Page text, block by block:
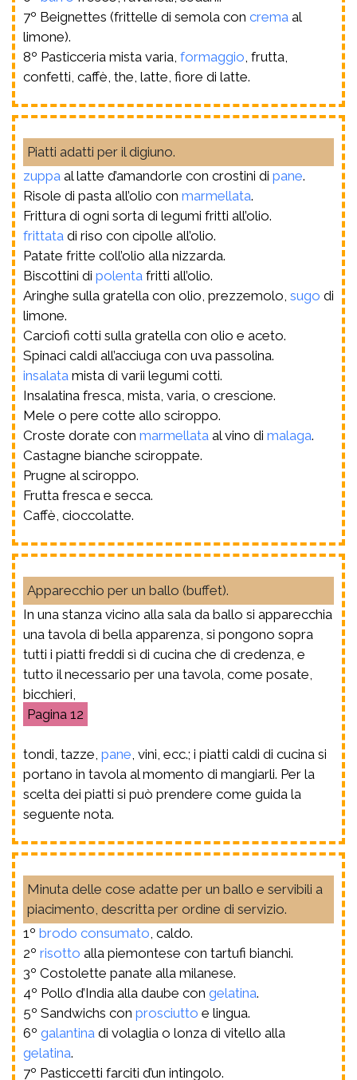
7º Beignettes (frittelle di semola con crema al
limone).
8º Pasticceria mista varia, formaggio , frutta,
confetti, caffè, the, latte, fiore di latte.
Piatti adatti per il digiuno.
zuppa al latte d’amandorle con crostini di pane.
Risole di pasta all’olio con marmellata.
Frittura di ogni sorta di legumi fritti all’olio.
frittata di riso con cipolle all’olio.
Patate fritte coll’olio alla nizzarda.
Biscottini di polenta fritti all’olio.
Aringhe sulla gratella con olio, prezzemolo, sugo di
limone.
Carciofi cotti sulla gratella con olio e aceto.
Spinaci caldi all’acciuga con uva passolina.
insalata mista di varii legumi cotti.
Insalatina fresca, mista, varia, o crescione.
Mele o pere cotte allo sciroppo.
Croste dorate con marmellata al vino di malaga.
Castagne bianche sciroppate.
Prugne al sciroppo.
Frutta fresca e secca.
Caffè, cioccolatte.
Apparecchio per un ballo (buffet).
In una stanza vicino alla sala da ballo si apparecchia
una tavola di bella apparenza, si pongono sopra
tutti i piatti freddi sì di cucina che di credenza, e
tutto il necessario per una tavola, come posate,
bicchieri,
12
tondi, tazze, pane , vini, ecc.; i piatti caldi di cucina si
portano in tavola al momento di mangiarli. Per la
scelta dei piatti si può prendere come guida la
seguente nota.
Minuta delle cose adatte per un ballo e servibili a
piacimento, descritta per ordine di servizio.
1º brodo consumato , caldo.
2º risotto alla piemontese con tartufi bianchi.
3º Costolette panate alla milanese.
4º Pollo d’India alla daube con gelatina.
5º Sandwichs con prosciutto e lingua.
6º galantina di volaglia o lonza di vitello alla
gelatina.
7º Pasticcetti farciti d’un intingolo.